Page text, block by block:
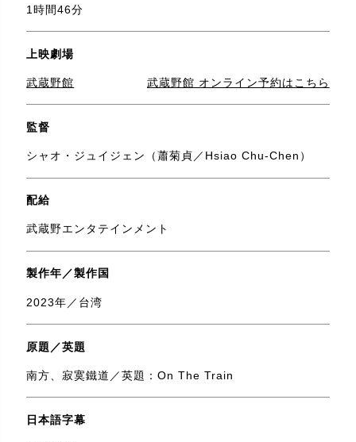
1時間46分
上映劇場
武蔵野館 武蔵野館 オンライン予約はこちら
監督
シャオ・ジュイジェン（蕭菊貞／Hsiao Chu-Chen）
配給
武蔵野エンタテインメント
製作年／製作国
2023年／台湾
原題／英題
南方、寂寞鐵道／英題：On The Train
日本語字幕